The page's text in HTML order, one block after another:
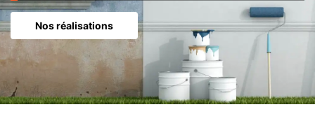
Nos réalisations